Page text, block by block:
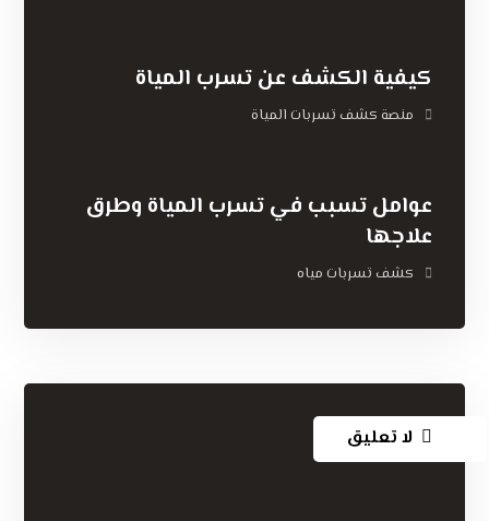
كيفية الكشف عن تسرب المياة
منصة كشف تسربات المياة
عوامل تسبب في تسرب المياة وطرق
علاجها
كشف تسربات مياه
لا تعليق